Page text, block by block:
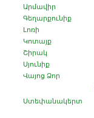
Արմավիր
Գեղարքունիք
Լոռի
Կոտայք
Շիրակ
Սյունիք
Վայոց Ձոր
Ստեփանակերտ